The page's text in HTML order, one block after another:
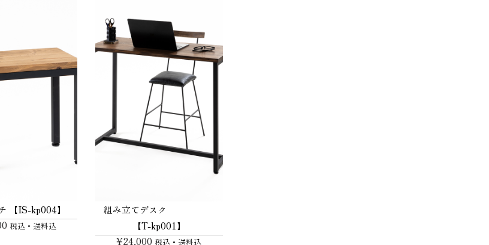
【IS-kp004】
税込・送料込
組み立てデスク
【T-kp001】
¥24,000 税込・送料込